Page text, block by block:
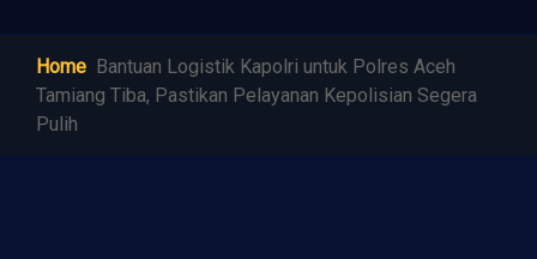
Home Bantuan Logistik Kapolri untuk Polres Aceh
Tamiang Tiba, Pastikan Pelayanan Kepolisian Segera
Pulih